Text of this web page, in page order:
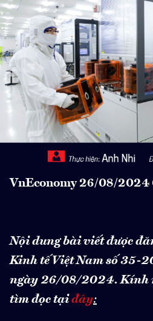
VnEconomy 26/08/2024
Nội dung bài viết được
Kinh tế Việt Nam số 35-
ngày 26/08/2024.Kính
tìm đọc tạiđây: